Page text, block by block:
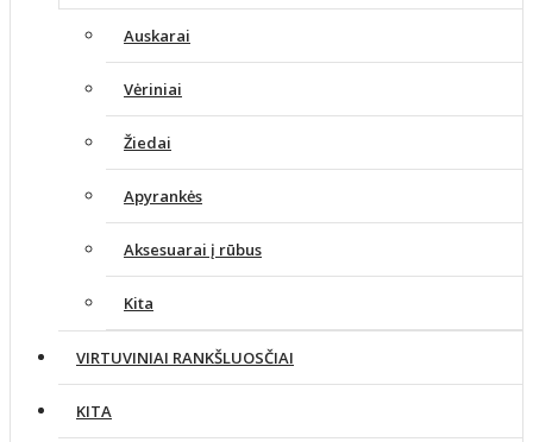
Auskarai
Vėriniai
Žiedai
Apyrankės
Aksesuarai į rūbus
Kita
VIRTUVINIAI RANKŠLUOSČIAI
KITA